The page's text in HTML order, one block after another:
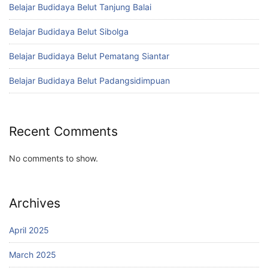
Belajar Budidaya Belut Tanjung Balai
Belajar Budidaya Belut Sibolga
Belajar Budidaya Belut Pematang Siantar
Belajar Budidaya Belut Padangsidimpuan
Recent Comments
No comments to show.
Archives
April 2025
March 2025